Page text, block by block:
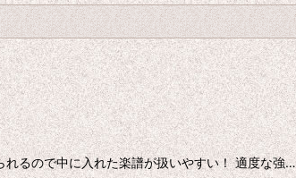
るので中に入れた楽譜が扱いやすい！ 適度な強…